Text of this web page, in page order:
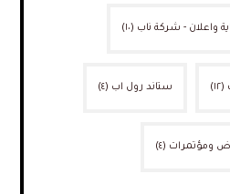
واعلان - شركة ناب (١٠)
(١٢) ستاند رول اب (٤)
ومؤتمرات (٤)